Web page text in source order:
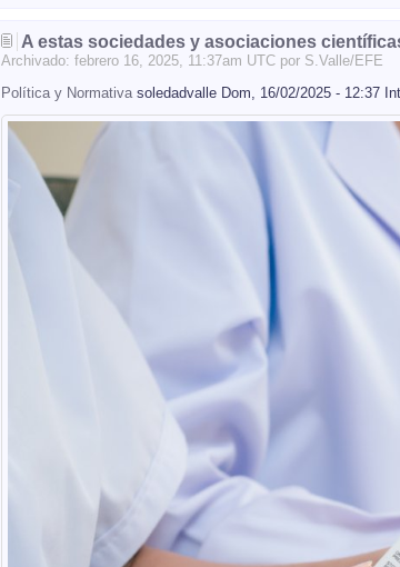
A estas sociedades y asociaciones
Archivado: febrero 16 , 2025, 11:37am UTC por S.Valle/EFE
Política y Normativa soledadvalle Dom, 16/02/2025 - 12:37